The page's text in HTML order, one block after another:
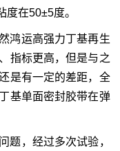
在50±5度。
鸿运高强力丁基再生
指标更高，但是与之
是有一定的差距，全
基单面密封胶带在弹
题，经过多次试验，